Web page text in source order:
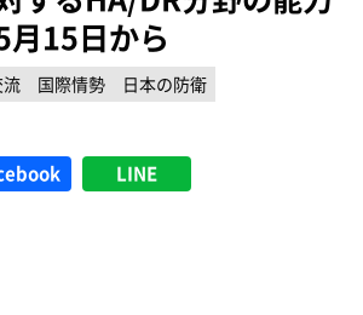
15日から
国際情勢
日本の防衛
LINE